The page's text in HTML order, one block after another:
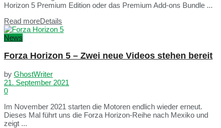
Horizon 5 Premium Edition oder das Premium Add-ons Bundle ...
Read moreDetails
News
Forza Horizon 5 – Zwei neue Videos stehen bereit
by GhostWriter
21. September 2021
0
Im November 2021 starten die Motoren endlich wieder erneut.
Dieses Mal führt uns die Forza Horizon-Reihe nach Mexiko und
zeigt ...